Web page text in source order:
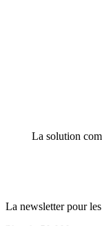
La solution
La newsletter pour les